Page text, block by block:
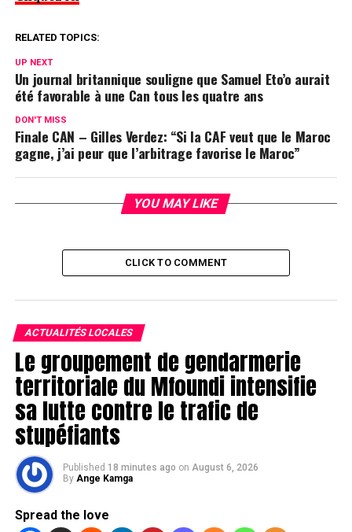
RELATED TOPICS:
UP NEXT
Un journal britannique souligne que Samuel Eto’o aurait
été favorable à une Can tous les quatre ans
DON'T MISS
Finale CAN – Gilles Verdez: “Si la CAF veut que le Maroc
gagne, j’ai peur que l’arbitrage favorise le Maroc”
YOU MAY LIKE
CLICK TO COMMENT
ACTUALITÉS LOCALES
Le groupement de gendarmerie
territoriale du Mfoundi intensifie
sa lutte contre le trafic de
stupéfiants
Published 18 minutes ago on August 6, 2026
By Ange Kamga
Spread the love